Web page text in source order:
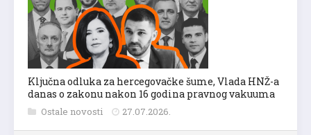
Ključna odluka za hercegovačke šume, Vlada HNŽ-a
danas o zakonu nakon 16 godina pravnog vakuuma
Ostale novosti 27.07.2026.